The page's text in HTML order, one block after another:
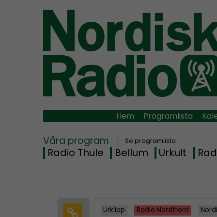
Hem Programlista
Våra program Se programlista
Radio Thule Bellum Urkult
Urklipp Radio Nordfront